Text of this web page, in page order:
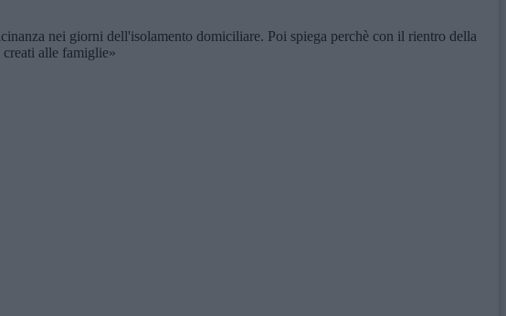
nei giorni dell'isolamento domiciliare. Poi spiega perchè con il rientro della
alle famiglie»